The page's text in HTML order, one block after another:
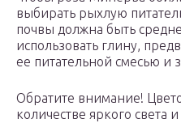
выбирать рыхлую
почвы должна быть
использовать глину,
ее питательной смесью и
Обратите внимание!
количестве яркого света